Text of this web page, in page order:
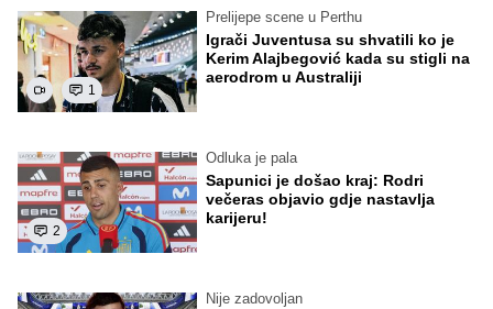
1
Prelijepe scene u Perthu
Igrači Juventusa su shvatili ko je
Kerim Alajbegović kada su stigli na
aerodrom u Australiji
2
Odluka je pala
Sapunici je došao kraj: Rodri
večeras objavio gdje nastavlja
karijeru!
Nije zadovoljan